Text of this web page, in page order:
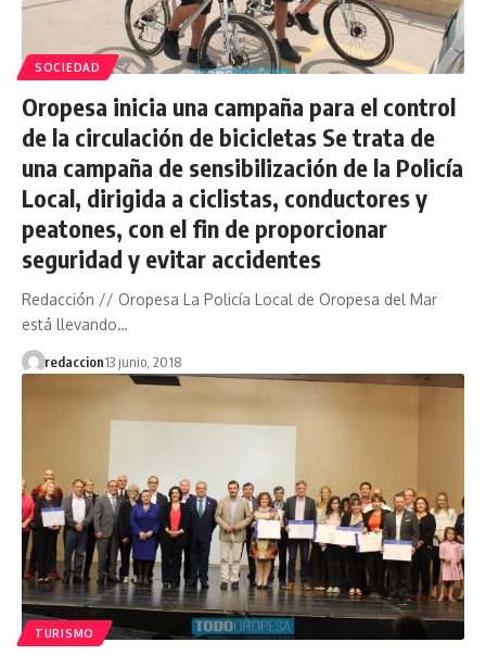
SOCIEDAD
Oropesa inicia una campaña para el control
de la circulación de bicicletas Se trata de
una campaña de sensibilización de la Policía
Local, dirigida a ciclistas, conductores y
peatones, con el fin de proporcionar
seguridad y evitar accidentes
Redacción // Oropesa La Policía Local de Oropesa del Mar
está llevando…
redaccion13 junio, 2018
TURISMO